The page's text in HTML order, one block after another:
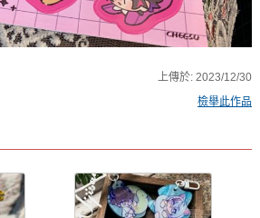
上傳於:2023/12/30
檢舉此作品